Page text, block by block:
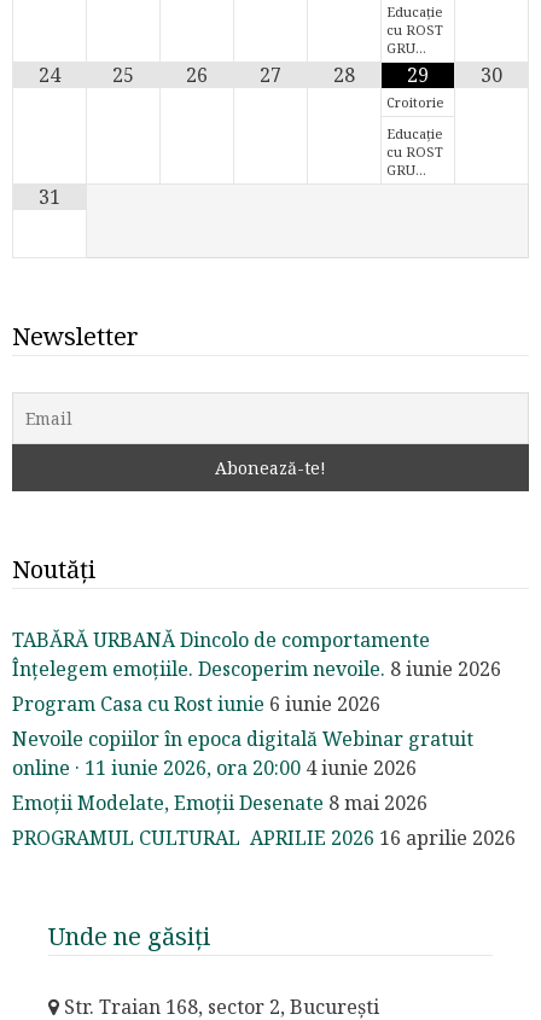
Educație
cu ROST
GRU…
24 25 26 27 28 29
Croitorie
Educație
cu ROST
GRU…
30
31
Newsletter
Noutăți
TABĂRĂ URBANĂ Dincolo de comportamente
Înțelegem emoțiile. Descoperim nevoile. 8 iunie 2026
Program Casa cu Rost iunie 6 iunie 2026
Nevoile copiilor în epoca digitală Webinar gratuit
online · 11 iunie 2026, ora 20:00 4 iunie 2026
Emoții Modelate, Emoții Desenate 8 mai 2026
PROGRAMUL CULTURAL APRILIE 2026 16 aprilie 2026
Unde ne găsiți
Str. Traian 168, sector 2, București